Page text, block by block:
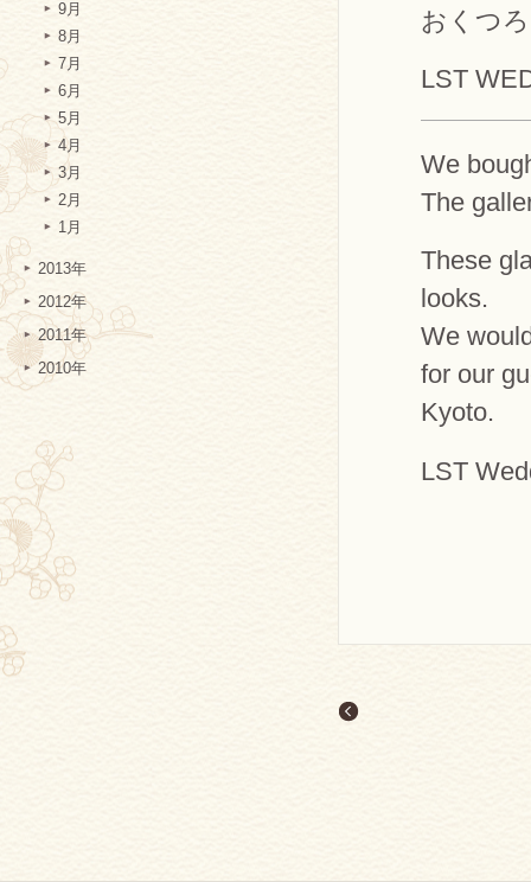
9月
8月
7月
6月
5月
4月
3月
2月
1月
2013年
2012年
2011年
2010年
おくつ
LST
We
The
These
looks.
We
for our
Kyoto.
LST